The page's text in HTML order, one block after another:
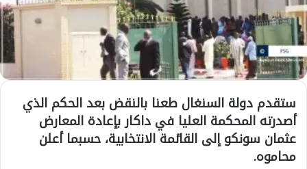
ستقدم دولة السنغال طعنا بالنقض بعد الحكم الذي
أصدرته المحكمة العليا في داكار بإعادة المعارض
عثمان سونكو إلى القائمة الانتخابية، حسبما أعلن
محاموه.